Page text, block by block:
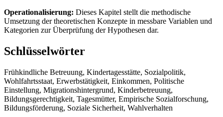
Operationalisierung: Dieses Kapitel stellt die methodische
Umsetzung der theoretischen Konzepte in messbare Variablen und
Kategorien zur Überprüfung der Hypothesen dar.
Schlüsselwörter
Frühkindliche Betreuung, Kindertagesstätte, Sozialpolitik,
Wohlfahrtsstaat, Erwerbstätigkeit, Einkommen, Politische
Einstellung, Migrationshintergrund, Kinderbetreuung,
Bildungsgerechtigkeit, Tagesmütter, Empirische Sozialforschung,
Bildungsförderung, Soziale Sicherheit, Wahlverhalten